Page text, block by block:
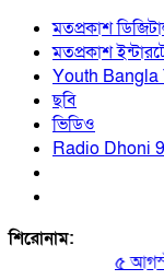
মতপ্রকাশ
মতপ্রকাশ
Youth Bangla
ছবি
ভিডিও
Radio Dhoni
শিরোনাম:
৫ আগস্ট